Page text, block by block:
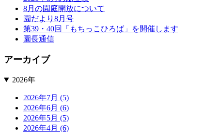
8月の園庭開放について
園だより8月号
第39・40回「もちっこひろば」を開催します
園長通信
アーカイブ
2026年
2026年7月 (5)
2026年6月 (6)
2026年5月 (5)
2026年4月 (6)